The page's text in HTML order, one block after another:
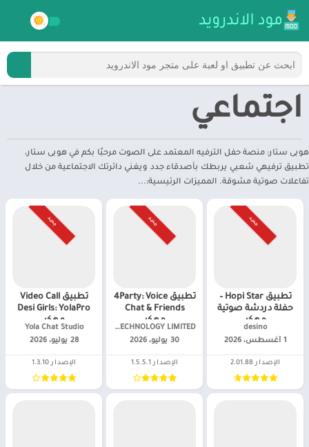
اجتماعي
هوبى ستار: منصة حفل الترفيه المعتمد على الصوت مرحبًا بكم في هوبى ستار،
تطبيق ترفيهي شعبي يربطك بأصدقاء جدد ويغني دائرتك الاجتماعية من خلال
تفاعلات صوتية مشوقة. المميزات الرئيسية:...
جـديـد
تطبيق Hopi Star –
حفلة دردشة صوتية
مهكر
desino‏
1 أغسطس، 2026
الإصدار 2.01.88
جـديـد
تطبيق 4Party: Voice
Chat & Friends
مهكر
YOU JOIN TECHNOLOGY LIMITED‏
30 يوليو، 2026
الإصدار 1.5.5.1
جـديـد
تطبيق Video Call
Desi Girls: YolaPro
مهكر
Yola Chat Studio‏
28 يوليو، 2026
الإصدار 1.3.10